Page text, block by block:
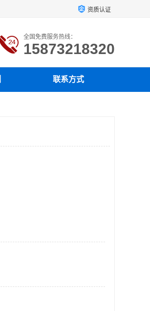
资质认证
全国免费服务热线：
15873218320
联系方式